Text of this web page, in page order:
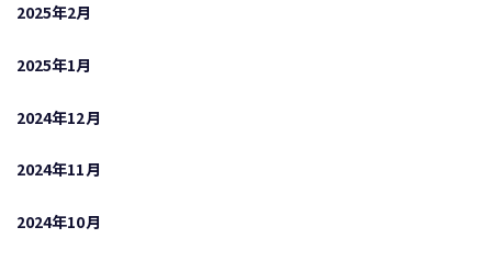
2025年2月
2025年1月
2024年12月
2024年11月
2024年10月